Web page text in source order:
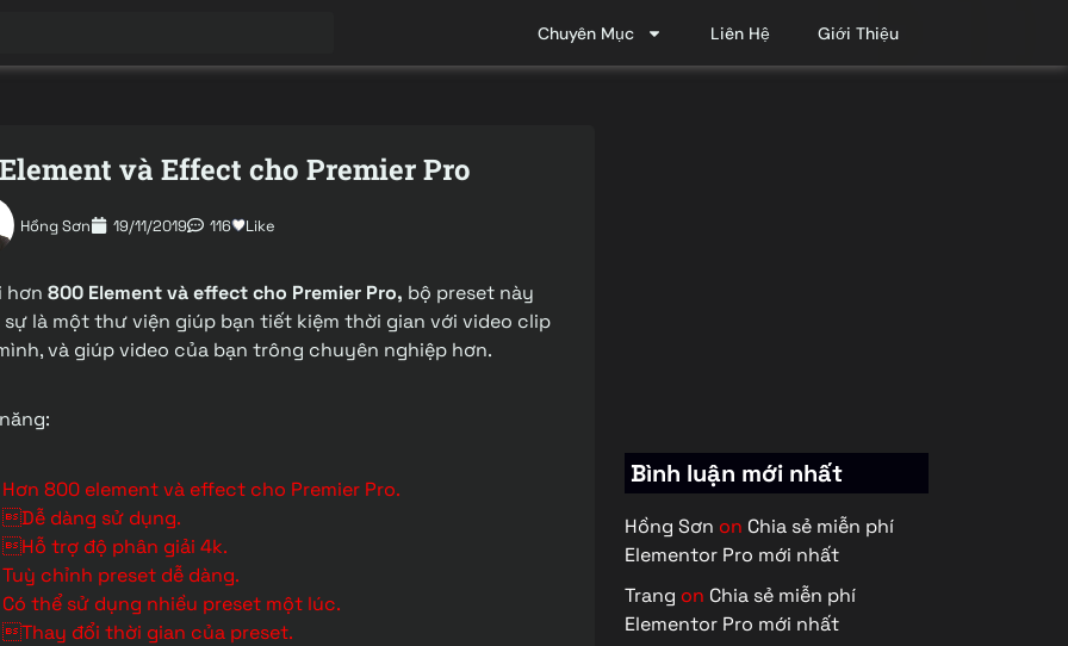
Chuyên Mục Liên Hệ Giới Thiệu
và Effect cho Premier Pro
Hồng Sơn 19/11/2019 116 Like
800 Element và effect cho Premier Pro, bộ preset này
là một thư viện giúp bạn tiết kiệm thời gian với video clip
và giúp video của bạn trông chuyên nghiệp hơn.
Hơn 800 element và effect cho Premier Pro.
Dễ dàng sử dụng.
Hỗ trợ độ phân giải 4k.
Tuỳ chỉnh preset dễ dàng.
Có thể sử dụng nhiều preset một lúc.
Thay đổi thời gian của preset.
Bình luận mới nhất
Hồng Sơn on Chia sẻ miễn phí
Elementor Pro mới nhất
Trang on Chia sẻ miễn phí
Elementor Pro mới nhất